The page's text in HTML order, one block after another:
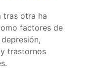
tras otra ha
factores de
trastornos